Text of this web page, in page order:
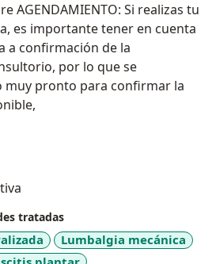
AGENDAMIENTO: Si realizas tu
es importante tener en cuenta
a confirmación de la
por lo que se
muy pronto para confirmar la
tratadas
Lumbalgia mecánica